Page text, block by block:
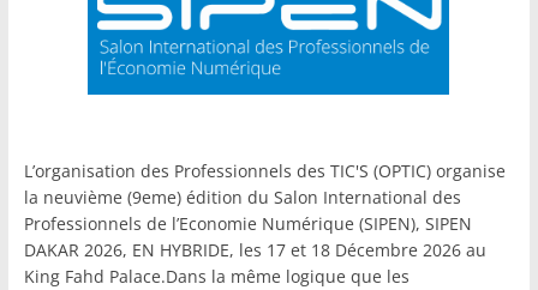
L’organisation des Professionnels des TIC'S (OPTIC) organise
la neuvième (9eme) édition du Salon International des
Professionnels de l’Economie Numérique (SIPEN), SIPEN
DAKAR 2026, EN HYBRIDE, les 17 et 18 Décembre 2026 au
King Fahd Palace.Dans la même logique que les